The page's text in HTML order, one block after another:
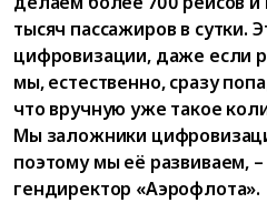
тысяч пассажиров в сутки.
цифровизации, даже если
мы, естественно, сразу
что вручную уже такое
Мы заложники
поэтому мы её развиваем,
гендиректор «Аэрофлота».